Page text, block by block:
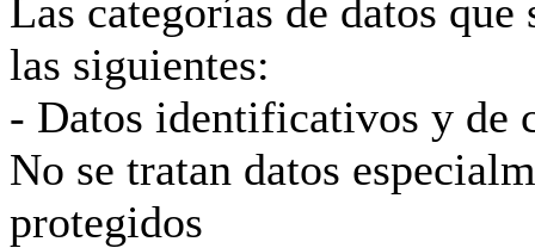
Las categorías de datos que
las siguientes:
- Datos identificativos y de
No se tratan datos
protegidos